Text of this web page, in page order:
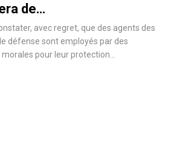
de…
avec regret, que des agents des
défense sont employés par des
pour leur protection…